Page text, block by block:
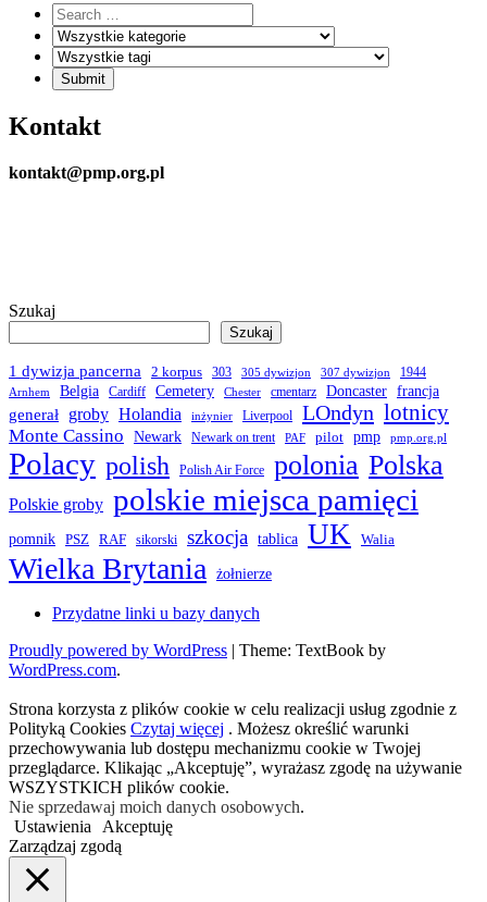
Kontakt
kontakt@pmp.org.pl
Szukaj
Szukaj
1 dywizja pancerna 2 korpus 303 305 dywizjon 307 dywizjon 1944
Arnhem Belgia Cardiff Cemetery Chester cmentarz Doncaster francja
generał
groby Holandia inżynier Liverpool LOndyn lotnicy
Monte Cassino Newark Newark on trent PAF pilot pmp pmp.org.pl
Polacy polish Polish Air Force polonia Polska
Polskie groby polskie miejsca pamięci
pomnik PSZ RAF sikorski szkocja tablica UK Walia
Wielka Brytania żołnierze
Przydatne linki u bazy danych
Proudly powered by WordPress | Theme: TextBook by
WordPress.com.
Strona korzysta z plików cookie w celu realizacji usług zgodnie z
Polityką Cookies Czytaj więcej . Możesz określić warunki
przechowywania lub dostępu mechanizmu cookie w Twojej
przeglądarce. Klikając „Akceptuję”, wyrażasz zgodę na używanie
WSZYSTKICH plików cookie.
Nie sprzedawaj moich danych osobowych.
Ustawienia
Akceptuję
Zarządzaj zgodą